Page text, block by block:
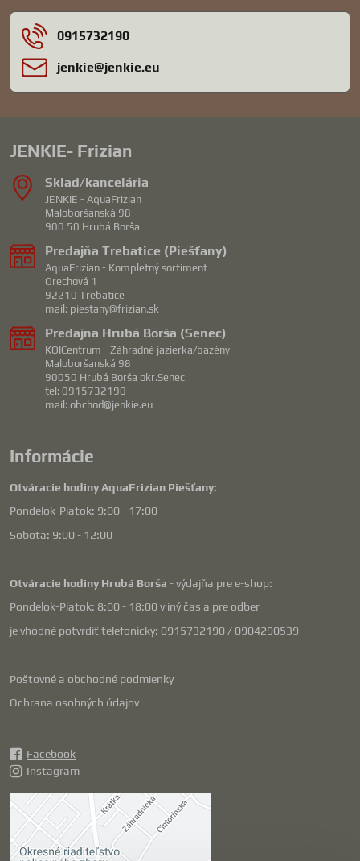
0915732190
jenkie​@jenkie​.eu
JENKIE- Frizian
Sklad/kancelária
JENKIE - AquaFrizian
Maloboršanská 98
900 50 Hrubá Borša
Predajňa Trebatice (Piešťany)
AquaFrizian - Kompletný sortiment
Orechová 1
92210 Trebatice
mail: piestany@frizian.sk
Predajna Hrubá Borša (Senec)
KOICentrum - Záhradné jazierka/bazény
Maloboršanská 98
90050 Hrubá Borša okr.Senec
tel: 0915732190
mail: obchod@jenkie.eu
Informácie
Otváracie hodiny AquaFrizian Piešťany:
Pondelok-Piatok: 9:00 - 17:00
Sobota: 9:00 - 12:00
Otváracie hodiny Hrubá Borša - výdajňa pre e-shop:
Pondelok-Piatok: 8:00 - 18:00 v iný čas a pre odber
je vhodné potvrdiť telefonicky: 0915732190 / 0904290539
Poštovné a obchodné podmienky
Ochrana osobných údajov
Facebook
Instagram
Externý obsah je
blokovaný Voľbami